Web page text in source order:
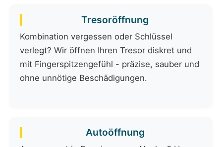
Tresoröffnung
Kombination vergessen oder Schlüssel
verlegt? Wir öffnen Ihren Tresor diskret und
mit Fingerspitzengefühl - präzise, sauber und
ohne unnötige Beschädigungen.
Autoöffnung